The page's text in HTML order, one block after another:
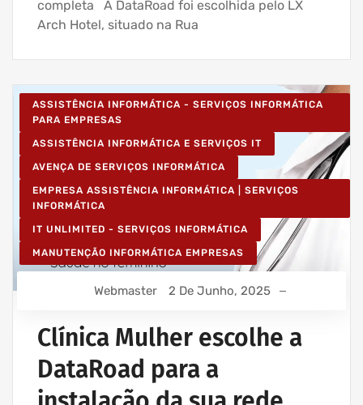
completa A DataRoad foi escolhida pelo LX
Arch Hotel, situado na Rua
ASSISTÊNCIA INFORMÁTICA - SERVIÇOS INFORMÁTICA
PARA EMPRESAS
ASSISTÊNCIA INFORMÁTICA E SERVIÇOS IT
AVENÇA DE SERVIÇOS INFORMÁTICA
EMPRESA ASSISTÊNCIA INFORMÁTICA | SERVIÇOS
INFORMÁTICA
IT UNLIMITED - SERVIÇOS INFORMÁTICA
MANUTENÇÃO INFORMÁTICA EMPRESAS
Webmaster 2 De Junho, 2025
Clínica Mulher escolhe a
DataRoad para a